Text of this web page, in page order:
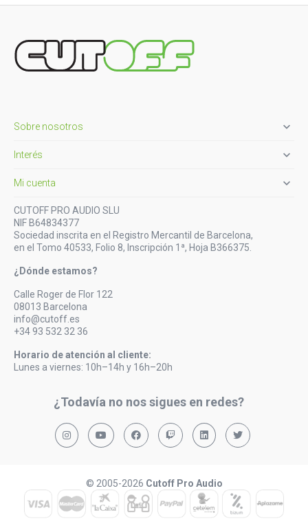
Sobre nosotros 
Interés 
Mi cuenta 
CUTOFF PRO AUDIO SLU
NIF B64834377
Sociedad inscrita en el Registro Mercantil de Barcelona,
en el Tomo 40533, Folio 8, Inscripción 1ª, Hoja B366375.
¿Dónde estamos?
Calle Roger de Flor 122
08013 Barcelona
info@cutoff.es
+34 93 532 32 36
Horario de atención al cliente:
Lunes a viernes: 10h–14h y 16h–20h
¿Todavía no nos sigues en redes?
© 2005-2026 Cutoff Pro Audio